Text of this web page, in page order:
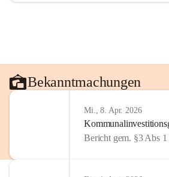
Bekanntmachungen
Mi., 8. Apr. 2026
Bericht gem. §3 Abs